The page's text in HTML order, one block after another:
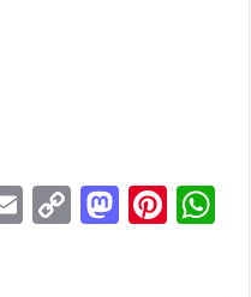
E
C
M Pi